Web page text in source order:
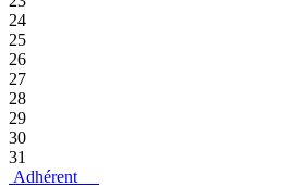
24
25
26
27
28
29
30
31
Adhérent